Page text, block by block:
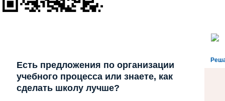
Есть предложения по организации
учебного процесса или знаете, как
сделать школу лучше?